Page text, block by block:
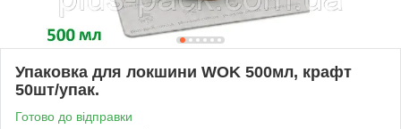
Упаковка для локшини WOK 500мл, крафт
50шт/упак.
Готово до відправки